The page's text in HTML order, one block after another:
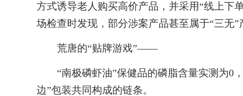
方式诱导老人购买高价产品，并采用“线上下
场检查时发现，部分涉案产品甚至属于“三无”
荒唐的“贴牌游戏”——
“南极磷虾油”保健品的磷脂含量实测为0
边”包装共同构成的链条。